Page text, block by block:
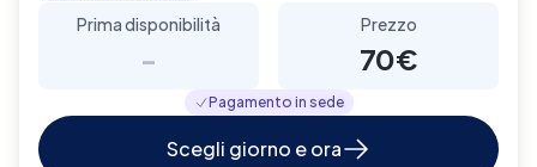
Prima disponibilità
-
Prezzo
70€
Pagamento in sede
Scegli giorno e ora